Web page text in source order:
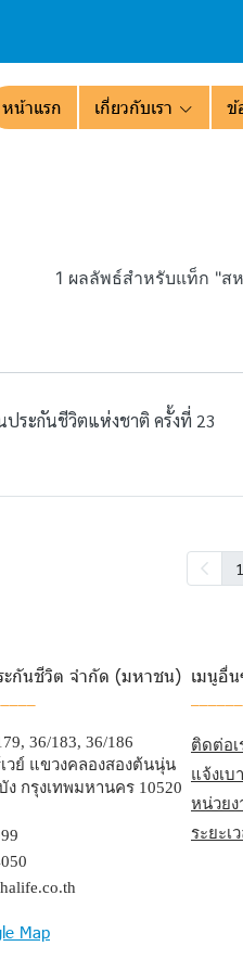
หน้าแรก เกี่ยวกับเรา ข้
1 ผลลัพธ์สำหรับแท็ก "ส
ระกันชีวิตแห่งชาติ ครั้งที่ 23
1
กันชีวิต จำกัด (มหาชน)
36/183, 36/186
วย์ แขวงคลองสองต้นนุ่น
ง กรุงเทพมหานคร 10520
Map
เมนูอื่น
ติดต่อเ
แจ้งเบ
หน่วยง
ระยะเ